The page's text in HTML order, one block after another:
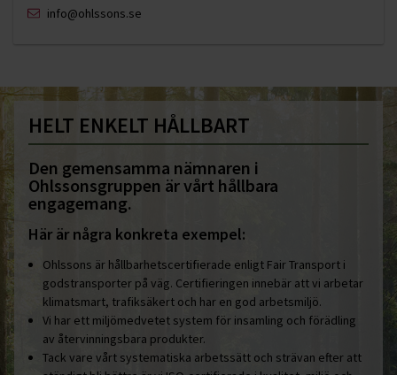
info@ohlssons.se
HELT ENKELT HÅLLBART
Den gemensamma nämnaren i
Ohlssonsgruppen är vårt hållbara
engagemang.
Här är några konkreta exempel:
Ohlssons är hållbarhetscertifierade enligt Fair Transport i
godstransporter på väg. Certifieringen innebär att vi arbetar
klimatsmart, trafiksäkert och har en god arbetsmiljö.
Vi har ett miljömedvetet system för insamling och förädling
av återvinningsbara produkter.
Tack vare vårt systematiska arbetssätt och strävan efter att